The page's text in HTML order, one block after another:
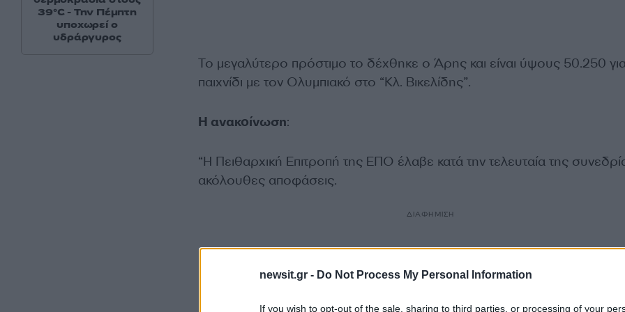
newsit.gr - Do Not Process My Personal Information
If you wish to opt-out of the sale, sharing to third parties, or processing of your
Το μεγαλύτερο πρόστιμο το δέχθηκε ο Άρης και είναι ύψους 50.250
παιχνίδι με τον Ολυμπιακό στο “Κλ. Βικελίδης”.
Η ανακοίνωση:
“Η Πειθαρχική Επιτροπή της ΕΠΟ έλαβε κατά την τελευταία της
ακόλουθες αποφάσεις.
ΔΙΑΦΗΜΙΣΗ
39°C - Την Πέμπτη
υποχωρεί ο
υδράργυρος